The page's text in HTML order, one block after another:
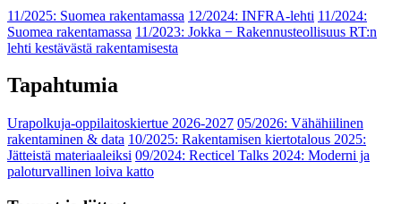
11/2025: Suomea rakentamassa 12/2024: INFRA-lehti 11/2024:
Suomea rakentamassa 11/2023: Jokka − Rakennusteollisuus RT:n
lehti kestävästä rakentamisesta
Tapahtumia
Urapolkuja-oppilaitoskiertue 2026-2027 05/2026: Vähähiilinen
rakentaminen & data 10/2025: Rakentamisen kiertotalous 2025:
Jätteistä materiaaleiksi 09/2024: Recticel Talks 2024: Moderni ja
paloturvallinen loiva katto